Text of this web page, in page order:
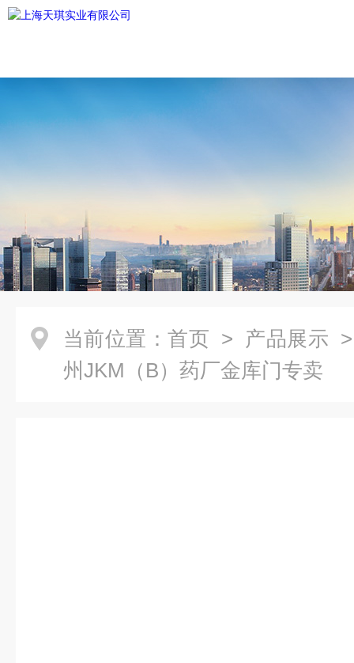
当前位置： 首页 > 产品展示
州JKM（B）药厂金库门专卖